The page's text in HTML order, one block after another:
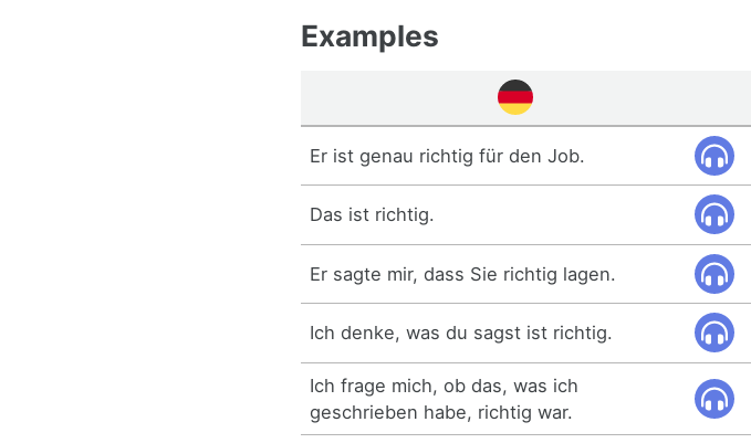
Examples
Er ist genau richtig für den Job.
Das ist richtig.
Er sagte mir, dass Sie richtig lagen.
Ich denke, was du sagst ist richtig.
Ich frage mich, ob das, was ich
geschrieben habe, richtig war.